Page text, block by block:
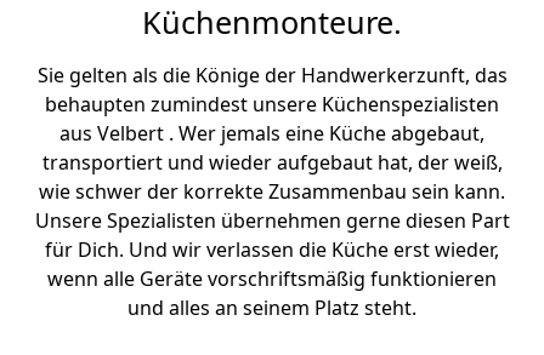
Küchenmonteure.
Sie gelten als die Könige der Handwerkerzunft, das
behaupten zumindest unsere Küchenspezialisten
aus Velbert . Wer jemals eine Küche abgebaut,
transportiert und wieder aufgebaut hat, der weiß,
wie schwer der korrekte Zusammenbau sein kann.
Unsere Spezialisten übernehmen gerne diesen Part
für Dich. Und wir verlassen die Küche erst wieder,
wenn alle Geräte vorschriftsmäßig funktionieren
und alles an seinem Platz steht.